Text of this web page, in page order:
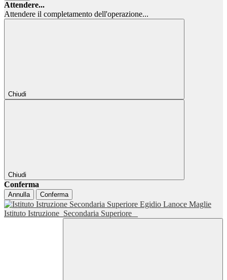
Attendere...
Attendere il completamento dell'operazione...
Chiudi
Chiudi
Conferma
Annulla Conferma
Istituto Istruzione Secondaria Superiore